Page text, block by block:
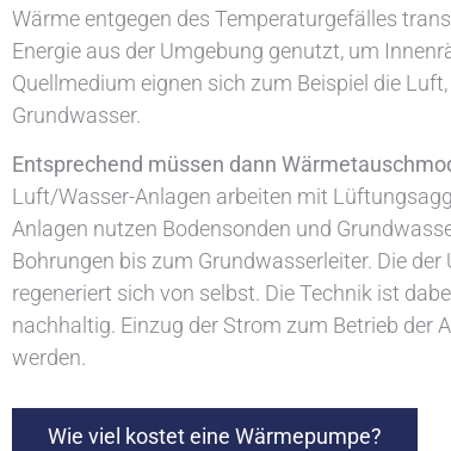
Wärme entgegen des Temperaturgefälles
Energie aus der Umgebung genutzt, um
Quellmedium eignen sich zum Beispiel die
Grundwasser.
Entsprechend müssen dann
Luft/Wasser-Anlagen arbeiten mit
Anlagen nutzen Bodensonden und
Bohrungen bis zum Grundwasserleiter. Die
regeneriert sich von selbst. Die Technik ist
nachhaltig. Einzug der Strom zum Betrieb der
werden.
Wie viel kostet eine Wärmepumpe?